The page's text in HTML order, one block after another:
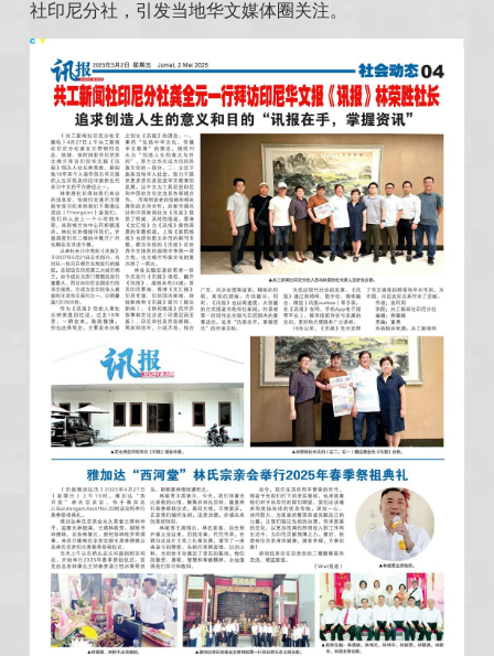
社印尼分社，引发当地华文媒体圈关注。